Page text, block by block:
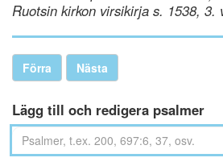
Ruotsin kirkon virsikirja s. 1538, 3.
Förra Nästa
Lägg till och redigera psalmer